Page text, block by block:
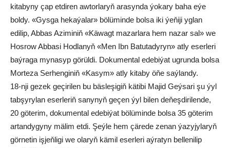
kitabyny çap etdiren awtorlaryň arasynda ýokary baha eýe
boldy. «Gysga hekaýalar» bölüminde bolsa iki ýeňiji yglan
edilip, Abbas Aziminiň «Käwagt mazarlara hem nazar sal» we
Hosrow Abbasi Hodlanyň «Men Ibn Batutadyryn» atly eserleri
baýraga mynasyp görüldi. Dokumental edebiýat ugrunda bolsa
Morteza Serhenginiň «Kasym» atly kitaby öňe saýlandy.
18-nji gezek geçirilen bu bäsleşigiň kätibi Majid Geýsari şu ýyl
tabşyrylan eserleriň sanynyň geçen ýyl bilen deňeşdirilende,
20 göterim, dokumental edebiýat bölüminde bolsa 35 göterim
artandygyny mälim etdi. Şeýle hem çärede zenan ýazyjylaryň
görnetin işjeňligi we olaryň kämil eserleri aýratyn bellenilip